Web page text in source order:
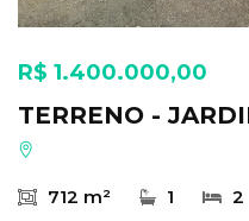
R$ 1.400.000,00
TERRENO -
712 m² 1 2